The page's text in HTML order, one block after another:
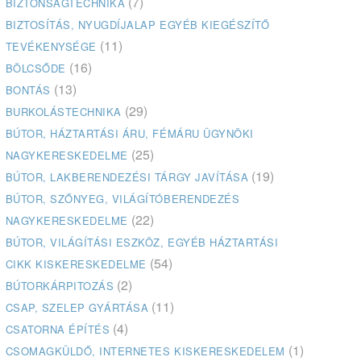
BIZTOSÍTÁS, NYUGDÍJALAP EGYÉB KIEGÉSZÍTŐ
TEVÉKENYSÉGE (11)
BÖLCSŐDE (16)
BONTÁS (13)
BURKOLÁSTECHNIKA (29)
BÚTOR, HÁZTARTÁSI ÁRU, FÉMÁRU ÜGYNÖKI
NAGYKERESKEDELME (25)
BÚTOR, LAKBERENDEZÉSI TÁRGY JAVÍTÁSA (19)
BÚTOR, SZŐNYEG, VILÁGÍTÓBERENDEZÉS
NAGYKERESKEDELME (22)
BÚTOR, VILÁGÍTÁSI ESZKÖZ, EGYÉB HÁZTARTÁSI
CIKK KISKERESKEDELME (54)
BÚTORKÁRPITOZÁS (2)
CSAP, SZELEP GYÁRTÁSA (11)
CSATORNA ÉPÍTÉS (4)
CSOMAGKÜLDŐ, INTERNETES KISKERESKEDELEM (1)